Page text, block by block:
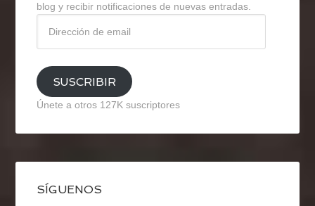
blog y recibir notificaciones de nuevas entradas.
email
SUSCRIBIR
Únete a otros 127K suscriptores
SÍGUENOS